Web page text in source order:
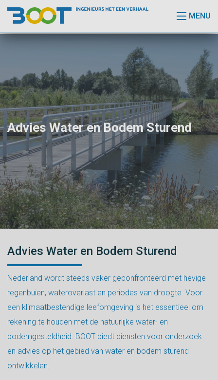
MENU
Advies Water en Bodem Sturend
Advies Water en Bodem Sturend
Nederland wordt steeds vaker geconfronteerd met hevige
regenbuien, wateroverlast en periodes van droogte. Voor
een klimaatbestendige leefomgeving is het essentieel om
rekening te houden met de natuurlijke water- en
bodemgesteldheid. BOOT biedt diensten voor onderzoek
en advies op het gebied van water en bodem sturend
ontwikkelen.